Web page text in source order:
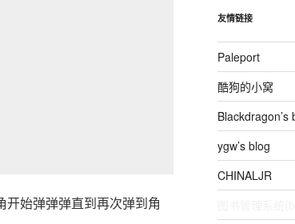
始弹弹弹直到再次弹到角
友情链接
Paleport
酷狗的小窝
Blackdragon’s
ygw’s blog
CHINALJR